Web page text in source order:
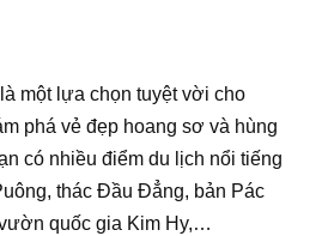
là một lựa chọn tuyệt vời cho
phá vẻ đẹp hoang sơ và hùng
có nhiều điểm du lịch nổi tiếng
thác Đầu Đẳng, bản Pác
quốc gia Kim Hy,…